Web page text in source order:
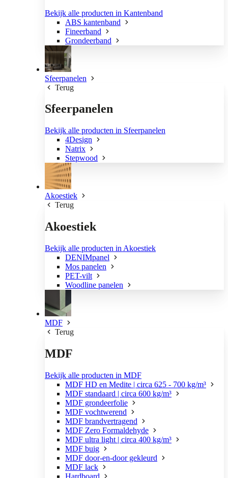
Bekijk alle producten in Kantenband
ABS kantenband
Fineerband
Grondeerband
Sfeerpanelen
Terug
Sfeerpanelen
Bekijk alle producten in Sfeerpanelen
4Design
Natrix
Stepwood
Akoestiek
Terug
Akoestiek
Bekijk alle producten in Akoestiek
DENIMpanel
Mos panelen
PET-vilt
Woodline panelen
MDF
Terug
MDF
Bekijk alle producten in MDF
MDF HD en Medite | circa 625 - 700 kg/m³
MDF standaard | circa 600 kg/m³
MDF grondeerfolie
MDF vochtwerend
MDF brandvertragend
MDF Zero Formaldehyde
MDF ultra light | circa 400 kg/m³
MDF buig
MDF door-en-door gekleurd
MDF lack
Hardboard